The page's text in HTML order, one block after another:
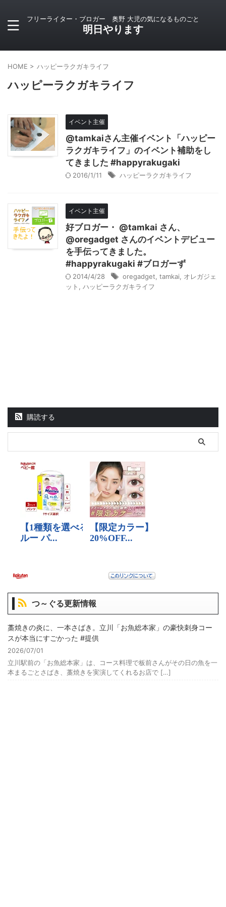
フリーライター・ブロガー 奥野 大児の気になるものごと
明日やります
HOME > ハッピーラクガキライフ
ハッピーラクガキライフ
イベント主催
@tamkaiさん主催イベント「ハッピー
ラクガキライフ」のイベント補助をし
てきました #happyrakugaki
2016/1/11 ハッピーラクガキライフ
イベント主催
好ブロガー・ @tamkai さん、
@oregadget さんのイベントデビュー
を手伝ってきました。
#happyrakugaki #ブロガーず
2014/4/28 oregadget tamkai
オレガジェ
ット
ハッピーラクガキライフ
購読する
つ～ぐる更新情報
藁焼きの炎に、一本さばき。立川「お魚総本家」の豪快刺身コー
スが本当にすごかった #提供
2026/07/01
立川駅前の「お魚総本家」は、コース料理で板前さんがその日の魚を一
本まるごとさばき、藁焼きを実演してくれるお店で […]